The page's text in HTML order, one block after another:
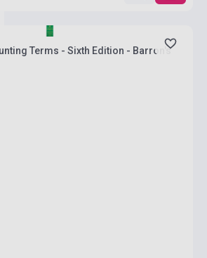
Terms - Sixth Edition - Barron's